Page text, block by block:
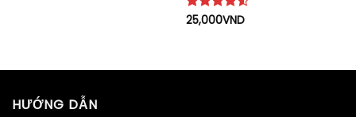
Được xếp
25,000VND
HƯỚNG DẪN